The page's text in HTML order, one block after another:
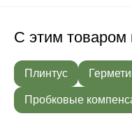
С этим товаром
Плинтус
Пробковые